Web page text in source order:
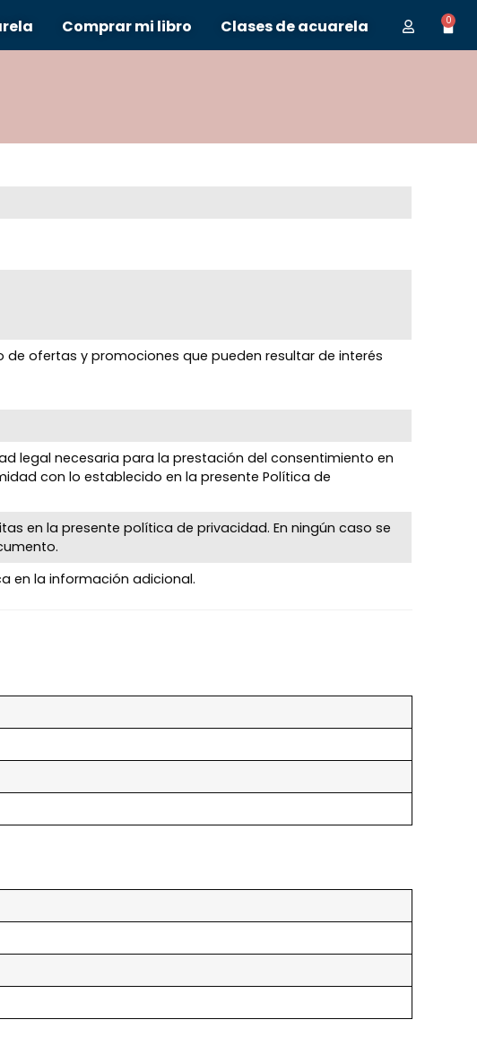
Comprar mi libro Clases de acuarela 0
ofertas y promociones que pueden resultar de interés
legal necesaria para la prestación del consentimiento en
con lo establecido en la presente Política de
en la presente política de privacidad. En ningún caso se
en la información adicional.